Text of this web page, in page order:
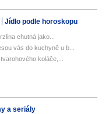
Jídlo podle horoskopu
chutná jako...
vás do kuchyně u b...
koláče,...
a seriály